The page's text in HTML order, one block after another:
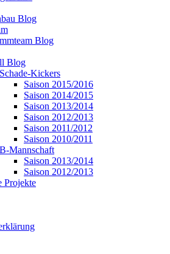
Blog
Blog
Blog
Schade-Kickers
Saison 2015/2016
Saison 2014/2015
Saison 2013/2014
Saison 2012/2013
Saison 2011/2012
Saison 2010/2011
B-Mannschaft
Saison 2013/2014
Saison 2012/2013
Projekte